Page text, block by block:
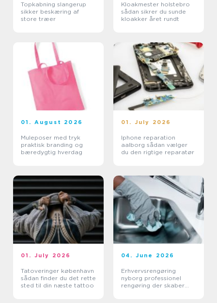
Topkabning slangerup
sikker beskæring af
store træer
Kloakmester holstebro
sådan sikrer du sunde
kloakker året rundt
01. August 2026
Muleposer med tryk
praktisk branding og
bæredygtig hverdag
01. July 2026
Iphone reparation
aalborg sådan vælger
du den rigtige reparatør
01. July 2026
Tatoveringer københavn
sådan finder du det rette
sted til din næste tattoo
04. June 2026
Erhvervsrengøring
nyborg professionel
rengøring der skaber